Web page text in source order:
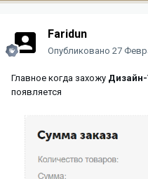
Faridun
Опубликовано 27
Главное когда захожу
появляется